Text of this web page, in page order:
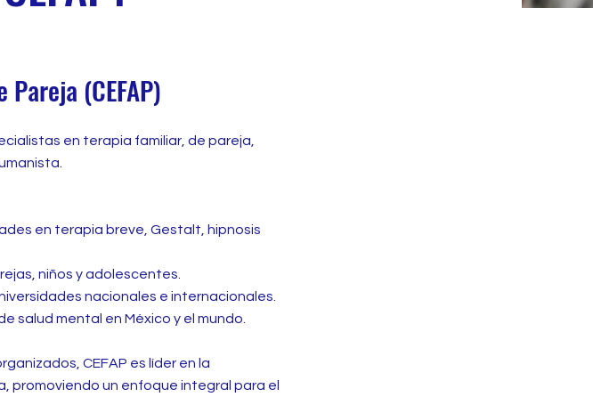
(CEFAP)
en terapia familiar, de pareja,
en terapia breve, Gestalt, hipnosis
niños y adolescentes.
nacionales e internacionales.
salud mental en México y el mundo.
CEFAP es líder en la
un enfoque integral para el